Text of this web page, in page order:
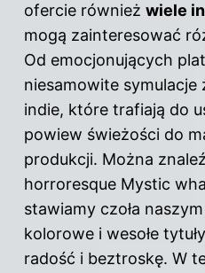
ofercie również wiele
mogą zainteresować
Od emocjonujących
niesamowite symulacje
indie, które trafiają do
powiew świeżości do
produkcji. Można
horroresque Mystic
stawiamy czoła
kolorowe i wesołe
radość i beztroskę. W